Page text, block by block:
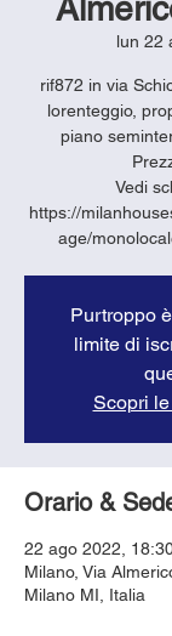
lun 22
rif872 in via
lorenteggio,
piano
Vedi
https://
age/
Purtroppo
limite di
Scopri
Orario &
22 ago 2022,
Milano, Via
Milano MI, Italia